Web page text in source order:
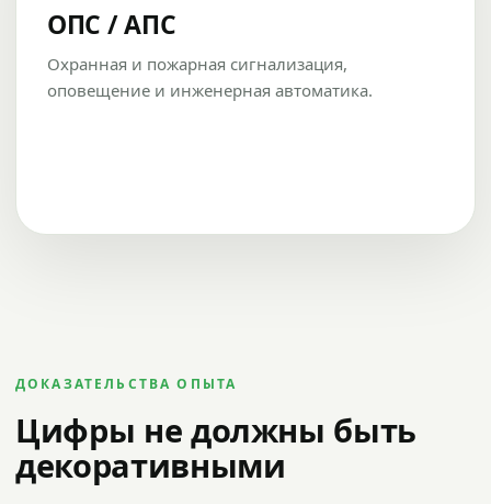
ОПС / АПС
Охранная и пожарная сигнализация,
оповещение и инженерная автоматика.
ДОКАЗАТЕЛЬСТВА ОПЫТА
Цифры не должны быть
декоративными